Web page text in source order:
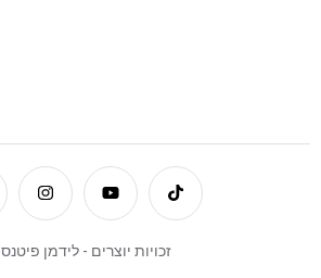
© זכויות יוצרים - לידמן פיטנס